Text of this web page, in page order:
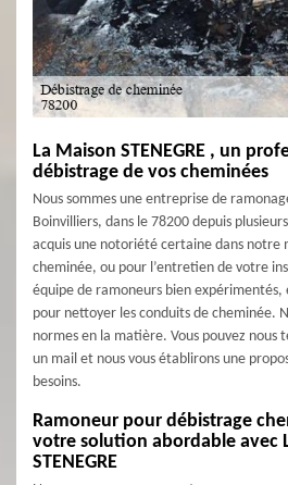
La Maison STENEGRE , un
débistrage de vos cheminées
Nous sommes une entreprise de
Boinvilliers, dans le 78200 depuis
acquis une notoriété certaine dans notre
cheminée, ou pour l’entretien de votre
équipe de ramoneurs bien
pour nettoyer les conduits de cheminée.
normes en la matière. Vous pouvez nous
un mail et nous vous établirons une
besoins.
Ramoneur pour débistrage
votre solution abordable avec
STENEGRE